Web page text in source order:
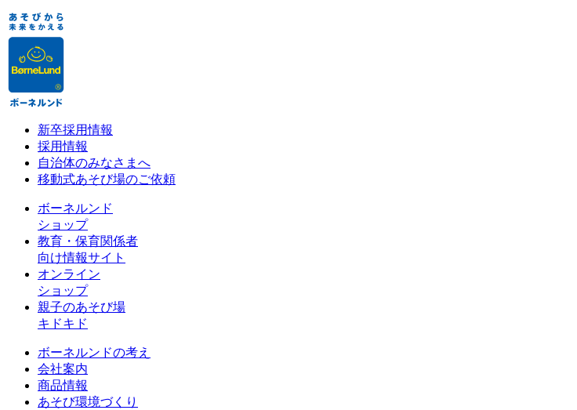
新卒採用情報
採用情報
自治体のみなさまへ
移動式あそび場のご依頼
ボーネルンド
ショップ
教育・保育関係者
向け情報サイト
オンライン
ショップ
親子のあそび場
キドキド
ボーネルンドの考え
会社案内
商品情報
あそび環境づくり